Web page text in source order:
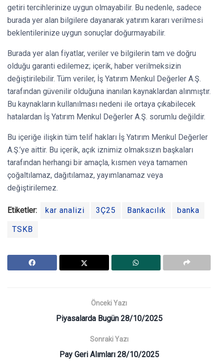
getiri tercihlerinize uygun olmayabilir. Bu nedenle, sadece
burada yer alan bilgilere dayanarak yatırım kararı verilmesi
beklentilerinize uygun sonuçlar doğurmayabilir.
Burada yer alan fiyatlar, veriler ve bilgilerin tam ve doğru
olduğu garanti edilemez; içerik, haber verilmeksizin
değiştirilebilir. Tüm veriler, İş Yatırım Menkul Değerler A.Ş.
tarafından güvenilir olduğuna inanılan kaynaklardan alınmıştır.
Bu kaynakların kullanılması nedeni ile ortaya çıkabilecek
hatalardan İş Yatırım Menkul Değerler A.Ş. sorumlu değildir.
Bu içeriğe ilişkin tüm telif hakları İş Yatırım Menkul Değerler
A.Ş.’ye aittir. Bu içerik, açık iznimiz olmaksızın başkaları
tarafından herhangi bir amaçla, kısmen veya tamamen
çoğaltılamaz, dağıtılamaz, yayımlanamaz veya
değiştirilemez.
Etiketler: kar analizi 3Ç25 Bankacılık banka
TSKB
Önceki Yazı
Piyasalarda Bugün 28/10/2025
Sonraki Yazı
Pay Geri Alımları 28/10/2025